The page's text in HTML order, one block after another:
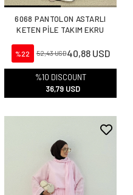
6068 PANTOLON ASTARLI
KETEN PİLE TAKIM EKRU
%22 52,43 USD40,88 USD
%10 DISCOUNT
36,79 USD